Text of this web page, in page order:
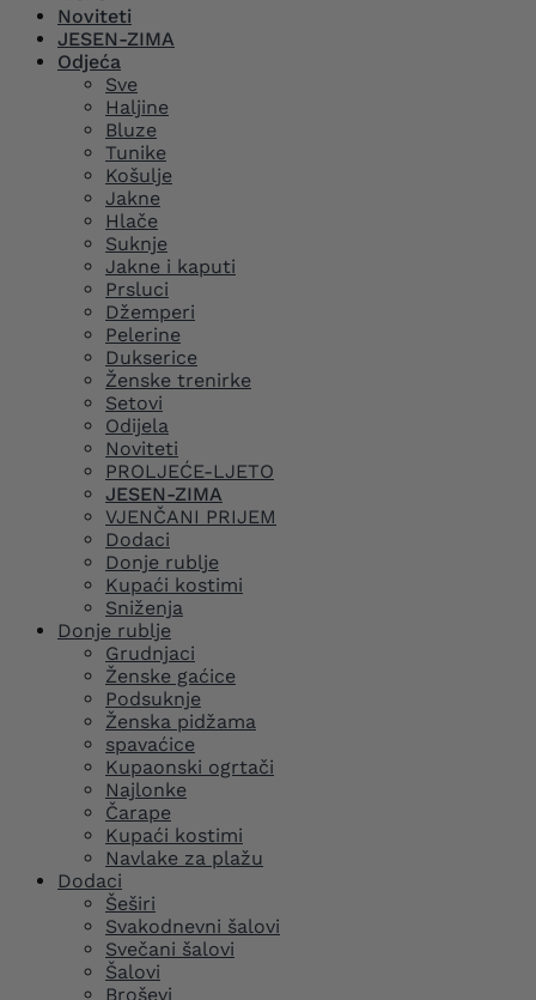
Noviteti
JESEN-ZIMA
Odjeća
Sve
Haljine
Bluze
Tunike
Košulje
Jakne
Hlače
Suknje
Jakne i kaputi
Prsluci
Džemperi
Pelerine
Dukserice
Ženske trenirke
Setovi
Odijela
Noviteti
PROLJEĆE-LJETO
JESEN-ZIMA
VJENČANI PRIJEM
Dodaci
Donje rublje
Kupaći kostimi
Sniženja
Donje rublje
Grudnjaci
Ženske gaćice
Podsuknje
Ženska pidžama
spavaćice
Kupaonski ogrtači
Najlonke
Čarape
Kupaći kostimi
Navlake za plažu
Dodaci
Šeširi
Svakodnevni šalovi
Svečani šalovi
Šalovi
Broševi